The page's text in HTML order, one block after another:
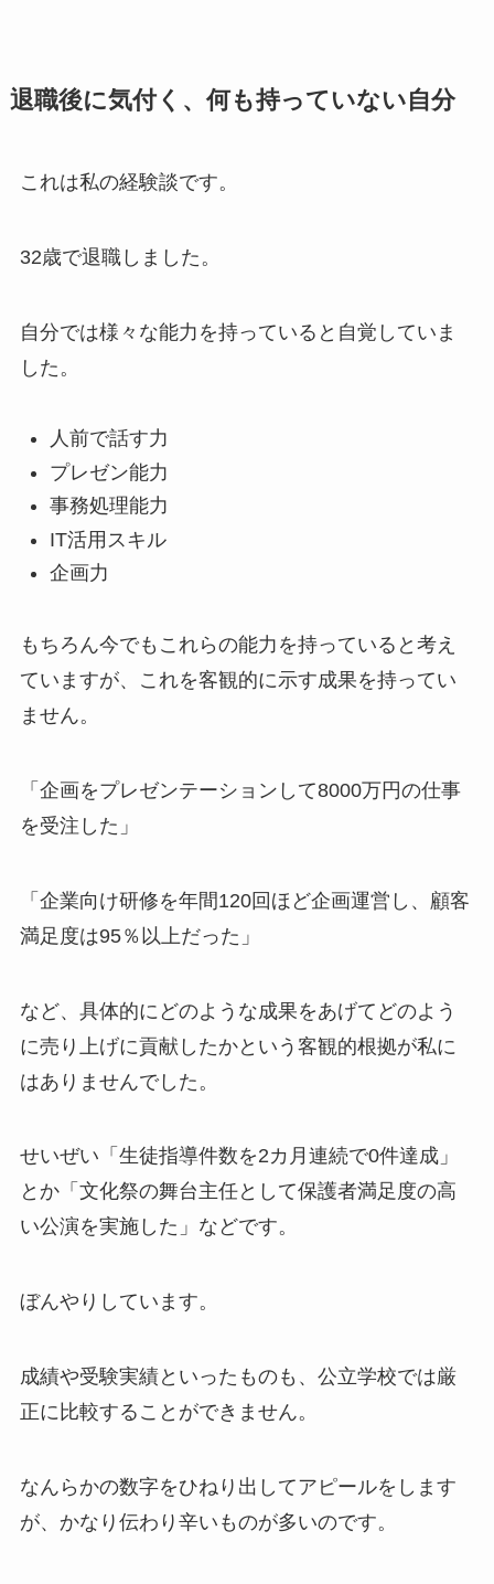
退職後に気付く、何も持っていない自分
これは私の経験談です。
32歳で退職しました。
自分では様々な能力を持っていると自覚していま
した。
人前で話す力
プレゼン能力
事務処理能力
IT活用スキル
企画力
もちろん今でもこれらの能力を持っていると考え
ていますが、これを客観的に示す成果を持ってい
ません。
「企画をプレゼンテーションして8000万円の仕事
を受注した」
「企業向け研修を年間120回ほど企画運営し、顧客
満足度は95％以上だった」
など、具体的にどのような成果をあげてどのよう
に売り上げに貢献したかという客観的根拠が私に
はありませんでした。
せいぜい「生徒指導件数を2カ月連続で0件達成」
とか「文化祭の舞台主任として保護者満足度の高
い公演を実施した」などです。
ぼんやりしています。
成績や受験実績といったものも、公立学校では厳
正に比較することができません。
なんらかの数字をひねり出してアピールをします
が、かなり伝わり辛いものが多いのです。